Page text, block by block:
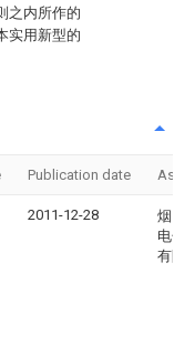
之内所作的
实用新型的
Publication date
2011-12-28
烟台
电子
有限